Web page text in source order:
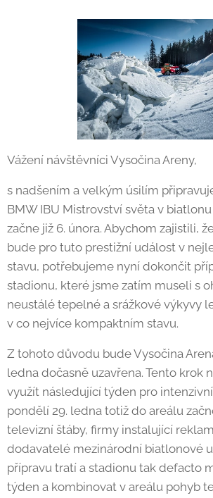
Vážení návštěvníci Vysočina Areny,
s nadšením a velkým úsilím
BMW IBU Mistrovství světa v
začne již 6. února. Abychom zajistili,
bude pro tuto prestižní událost v
stavu, potřebujeme nyní dokončit
stadionu, které jsme zatím museli s
neustálé tepelné a srážkové výkyvy
v co nejvíce kompaktním stavu.
Z tohoto důvodu bude Vysočina
ledna dočasně uzavřena. Tento krok
využít následující týden pro intenzivní
pondělí 29. ledna totiž do areálu
televizní štáby, firmy instalující
dodavatelé mezinárodní biatlonové
přípravu tratí a stadionu tak defacto
týden a kombinovat v areálu pohyb